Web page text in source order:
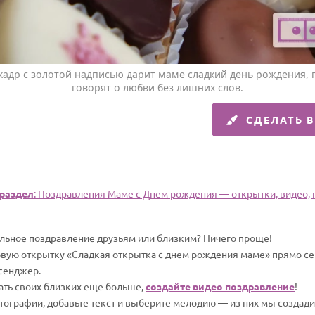
с золотой надписью дарит маме сладкий день рождения,
говорят о любви без лишних слов.
СДЕЛАТЬ
: Поздравления Маме с Днем рождения — открытки, видео,
поздравление друзьям или близким? Ничего проще!
открытку «Сладкая открытка с днем рождения маме» прямо
своих близких еще больше,создайте видео поздравление!
добавьте текст и выберите мелодию — из них мы